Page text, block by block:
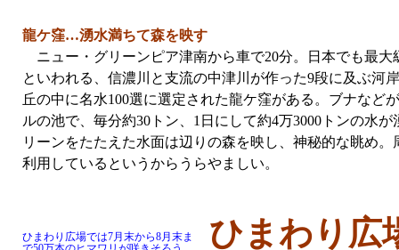
龍ケ窪…湧水満ちて森を映す
ニュー・グリーンピア津南から車で20分。日本でも最大
といわれる、信濃川と支流の中津川が作った9段に及ぶ河
丘の中に名水100選に選定された龍ケ窪がある。ブナなど
ルの池で、毎分約30トン、1日にして約4万3000トンの水
リーンをたたえた水面は辺りの森を映し、神秘的な眺め
利用しているというからうらやましい。
ひまわり広場では7月末から8月末ま
ひまわり広